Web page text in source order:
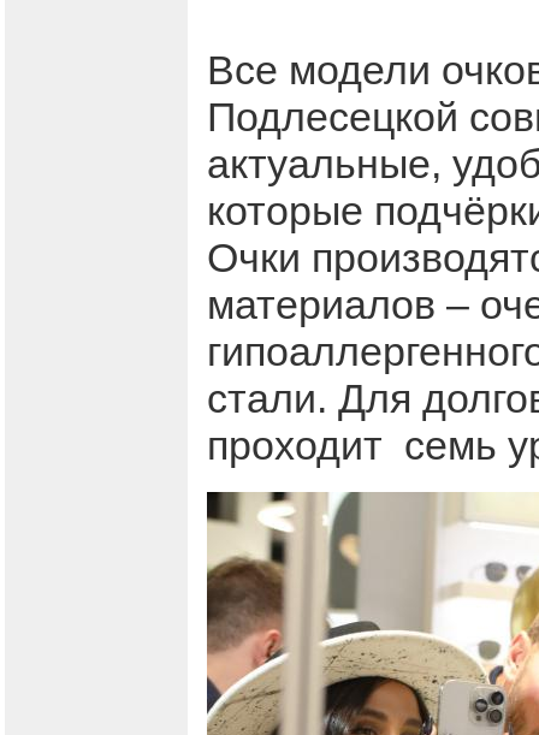
Все модели
Подлесецкой
актуальные,
которые
Очки
материалов –
стали. Для
проходит семь